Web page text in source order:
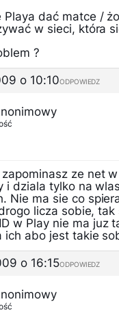
Playa dać matce /
w sieci, która
?
o 10:10ODPOWIEDZ
ze net
i dziala tylko na
Nie ma sie co
licza sobie, tak
w Play nie ma juz
ich abo jest takie
o 16:15ODPOWIEDZ